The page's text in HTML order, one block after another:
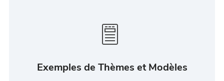
Exemples de Thèmes et Modèles